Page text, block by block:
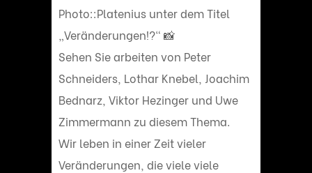
Photo::Platenius unter dem Titel
„Veränderungen!?“ 📸
Sehen Sie arbeiten von Peter
Schneiders, Lothar Knebel, Joachim
Bednarz, Viktor Hezinger und Uwe
Zimmermann zu diesem Thema.
Wir leben in einer Zeit vieler
Veränderungen, die viele viele